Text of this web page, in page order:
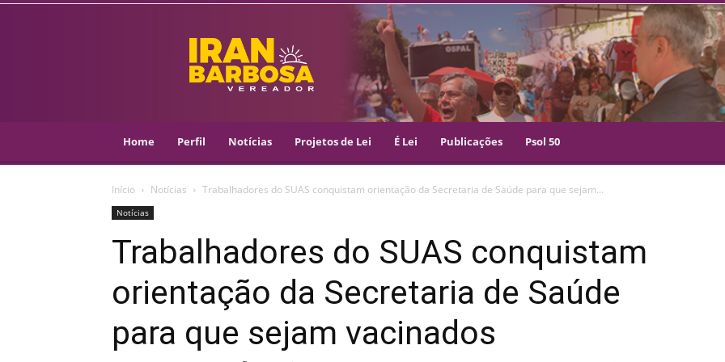
IRAN
BARBOSA
–
VEREADOR
–
Home Perfil Notícias Projetos de Lei É Lei Publicações Psol 50
Início Notícias Trabalhadores do SUAS conquistam orientação da Secretaria de Saúde para que sejam...
Notícias
Trabalhadores do SUAS conquistam
orientação da Secretaria de Saúde
para que sejam vacinados